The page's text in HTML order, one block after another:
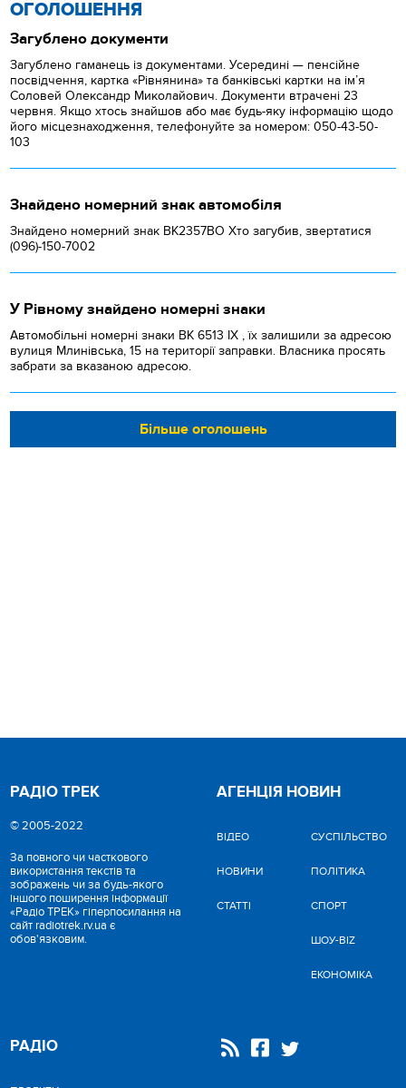
ОГОЛОШЕННЯ
Загублено документи
Загублено гаманець із документами. Усередині — пенсійне
посвідчення, картка «Рівнянина» та банківські картки на ім’я
Соловей Олександр Миколайович. Документи втрачені 23
червня. Якщо хтось знайшов або має будь-яку інформацію щодо
його місцезнаходження, телефонуйте за номером: 050-43-50-
103
Знайдено номерний знак автомобіля
Знайдено номерний знак ВК2357ВО Хто загубив, звертатися
(096)-150-7002
У Рівному знайдено номерні знаки
Автомобільні номерні знаки BK 6513 IX , їх залишили за адресою
вулиця Млинівська, 15 на території заправки. Власника просять
забрати за вказаною адресою.
Більше оголошень
РАДІО ТРЕК
© 2005-2022
За повного чи часткового
використання текстів та
зображень чи за будь-якого
іншого поширення інформації
«Радіо ТРЕК» гіперпосилання на
сайт radiotrek.rv.ua є
обов'язковим.
АГЕНЦІЯ НОВИН
ВІДЕО
НОВИНИ
СТАТТІ
CУСПІЛЬСТВО
ПОЛІТИКА
СПОРТ
ШОУ-BIZ
ЕКОНОМІКА
РАДІО